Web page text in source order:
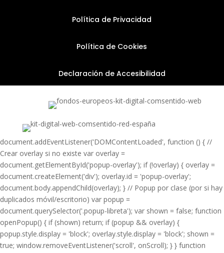
Política de Privacidad
Política de Cookies
Declaración de Accesibilidad
document.addEventListener('DOMContentLoaded', function () { //
Crear overlay si no existe var overlay =
document.getElementById('popup-overlay'); if (!overlay) { overlay =
document.createElement('div'); overlay.id = 'popup-overlay';
document.body.appendChild(overlay); } // Popup por clase (por si hay
duplicados móvil/escritorio) var popup =
document.querySelector('.popup-libreta'); var shown = false; function
openPopup() { if (shown) return; if (popup && overlay) {
popup.style.display = 'block'; overlay.style.display = 'block'; shown =
true; window.removeEventListener('scroll', onScroll); } } function